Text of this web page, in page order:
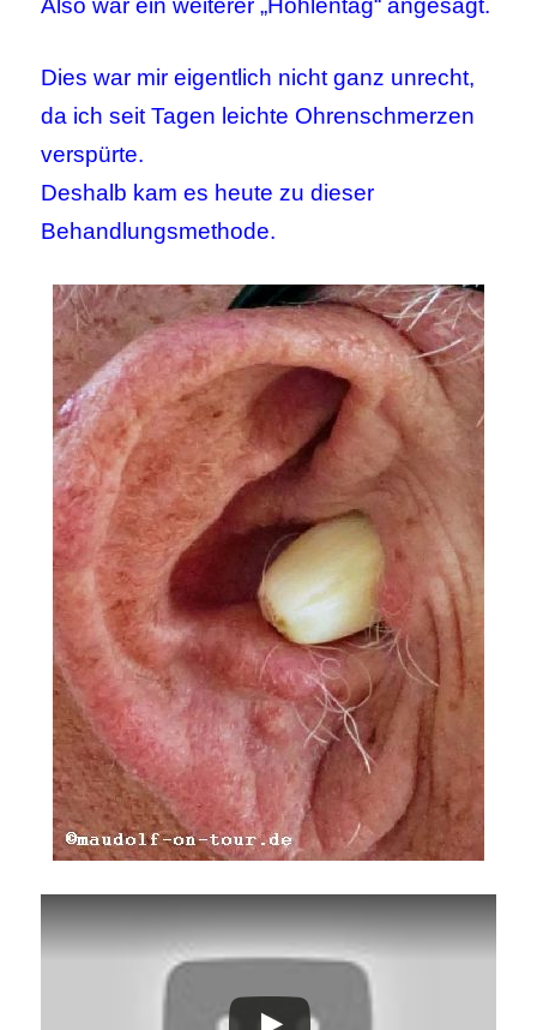
Dies war mir eigentlich nicht ganz unrecht,
da ich seit Tagen leichte Ohrenschmerzen
verspürte.
Deshalb kam es heute zu dieser
Behandlungsmethode.